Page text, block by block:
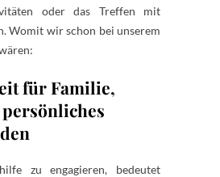
oder das Treffen mit
Womit wir schon bei unserem
für Familie,
zu engagieren, bedeutet